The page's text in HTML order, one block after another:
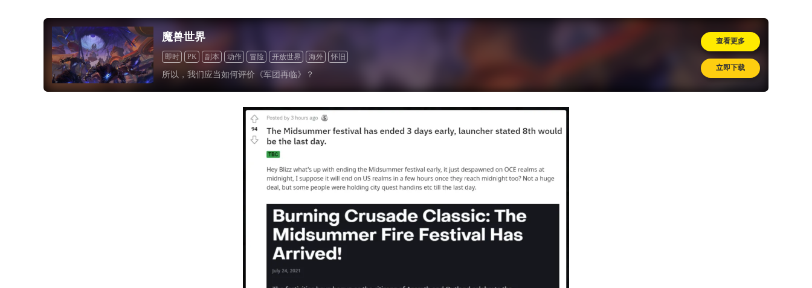
魔兽世界
即时 PK 副本 动作 冒险 开放世界 海外 怀旧
所以，我们应当如何评价《军团再临》？
查看更多
立即下载